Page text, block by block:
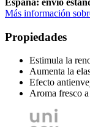
Más información
Propiedades
Estimula la
Aumenta la
Efecto
Aroma fresco